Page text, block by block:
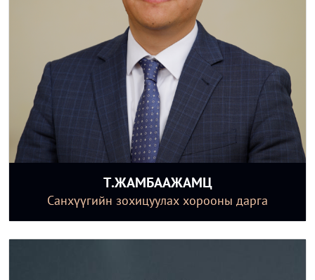
Т.ЖАМБААЖАМЦ
Санхүүгийн зохицуулах хорооны дарга